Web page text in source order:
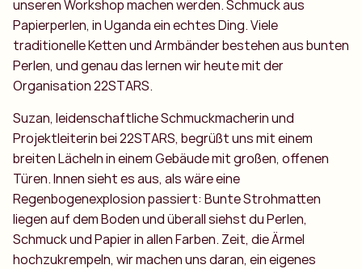
unseren Workshop machen werden. Schmuck aus
Papierperlen, in Uganda ein echtes Ding. Viele
traditionelle Ketten und Armbänder bestehen aus bunten
Perlen, und genau das lernen wir heute mit der
Organisation 22STARS.
Suzan, leidenschaftliche Schmuckmacherin und
Projektleiterin bei 22STARS, begrüßt uns mit einem
breiten Lächeln in einem Gebäude mit großen, offenen
Türen. Innen sieht es aus, als wäre eine
Regenbogenexplosion passiert: Bunte Strohmatten
liegen auf dem Boden und überall siehst du Perlen,
Schmuck und Papier in allen Farben. Zeit, die Ärmel
hochzukrempeln, wir machen uns daran, ein eigenes